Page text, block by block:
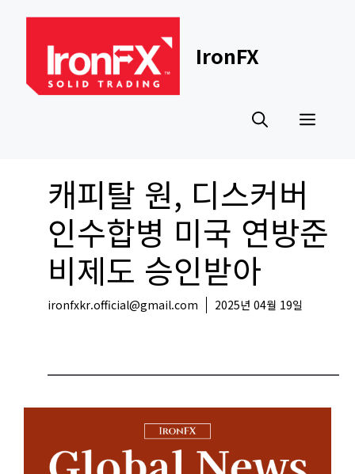
content
IronFX
캐피탈 원, 디스커버
인수합병 미국 연방준
비제도 승인받아
ironfxkr.official@gmail.com 2025년 04월 19일